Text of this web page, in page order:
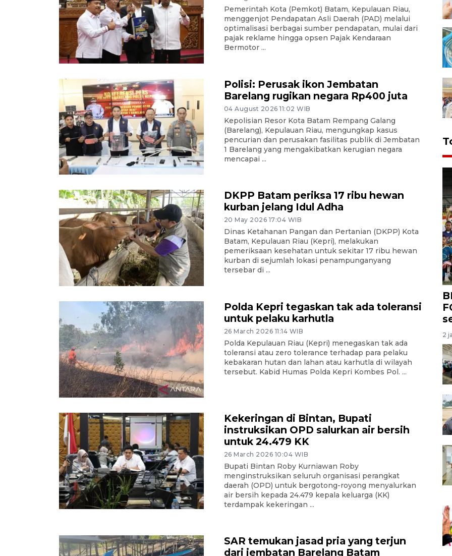
Pemerintah Kota (Pemkot) Batam, Kepulauan Riau,
menggenjot Pendapatan Asli Daerah (PAD) melalui
optimalisasi berbagai sumber pendapatan, mulai dari
pajak reklame hingga opsen Pajak Kendaraan
Bermotor ...
Polisi: Perusak ikon Jembatan
Barelang rugikan negara Rp400 juta
04 August 2026 11:02 WIB
Kepolisian Resor Kota Batam Rempang Galang
(Barelang), Kepulauan Riau, mengungkap kasus
pencurian dan perusakan fasilitas publik di Jembatan
1 Barelang yang mengakibatkan kerugian negara
mencapai ...
DKPP Batam periksa 17 ribu hewan
kurban jelang Idul Adha
20 May 2026 17:04 WIB
Dinas Ketahanan Pangan dan Pertanian (DKPP) Kota
Batam, Kepulauan Riau (Kepri), melakukan
pemeriksaan kesehatan untuk sekitar 17 ribu hewan
kurban di sejumlah lokasi penampunganyang
tersebar di ...
Polda Kepri tegaskan tak ada toleransi
untuk pelaku karhutla
26 March 2026 11:14 WIB
Polda Kepulauan Riau (Kepri) menegaskan tak ada
toleransi atau zero tolerance terhadap para pelaku
kebakaran hutan dan lahan atau karhutla di wilayah
tersebut. Kabid Humas Polda Kepri Kombes Pol. ...
Kekeringan di Bintan, Bupati
instruksikan OPD salurkan air bersih
untuk 24.479 KK
26 March 2026 10:04 WIB
Bupati Bintan Roby Kurniawan Roby
menginstruksikan seluruh organisasi perangkat
daerah (OPD) untuk bergotong-royong menyalurkan
air bersih kepada 24.479 kepala keluarga (KK)
terdampak kekeringan ...
SAR temukan jasad pria yang terjun
dari jembatan Barelang Batam
2